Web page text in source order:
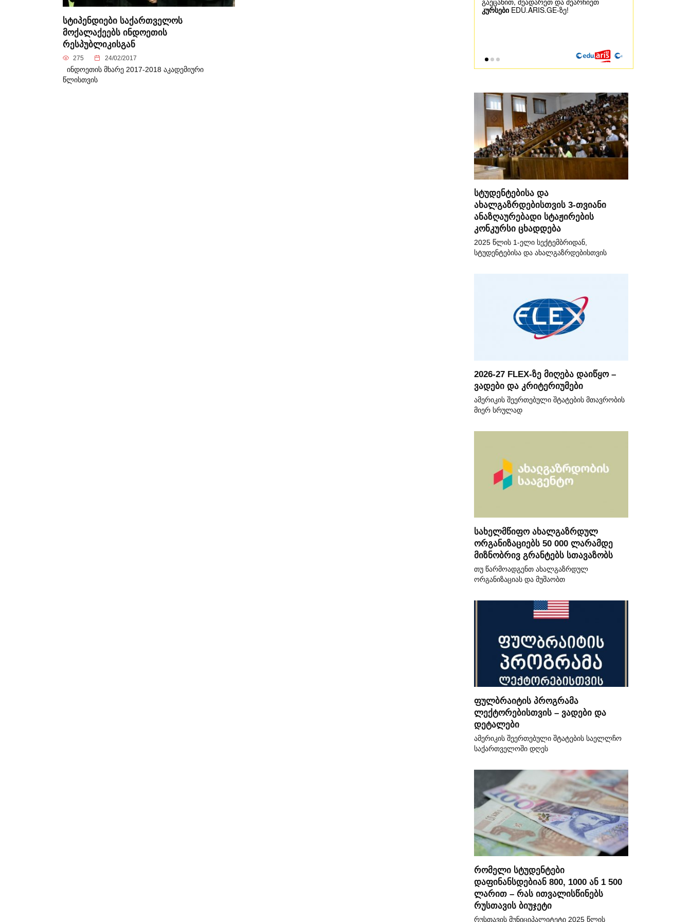
სტიპენდიები საქართველოს
მოქალაქეებს ინდოეთის
რესპუბლიკისგან
275 24/02/2017
ინდოეთის მხარე 2017-2018 აკადემიური
წლისთვის
სტუდენტებისა და
ახალგაზრდებისთვის 3-თვიანი
ანაზღაურებადი სტაჟირების
კონკურსი ცხადდება
2025 წლის 1-ელი სექტემბრიდან,
სტუდენტებისა და ახალგაზრდებისთვის
2026-27 FLEX-ზე მიღება დაიწყო –
ვადები და კრიტერიუმები
ამერიკის შეერთებული შტატების მთავრობის
მიერ სრულად
სახელმწიფო ახალგაზრდულ
ორგანიზაციებს 50 000 ლარამდე
მიზნობრივ გრანტებს სთავაზობს
თუ წარმოადგენთ ახალგაზრდულ
ორგანიზაციას და მუშაობთ
ფულბრაიტის პროგრამა
ლექტორებისთვის – ვადები და
დეტალები
ამერიკის შეერთებული შტატების საელლჩო
საქართველოში დღეს
რომელი სტუდენტები
დაფინანსდებიან 800, 1000 ან 1 500
ლარით – რას ითვალისწინებს
რუსთავის ბიუჯეტი
რუსთავის მუნიციპალიტეტი 2025 წლის